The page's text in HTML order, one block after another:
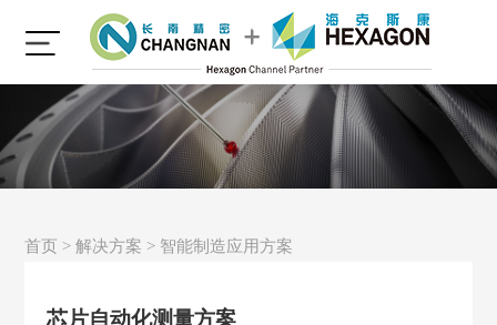
首页 >解决方案 > 智能制造应用方案
芯片自动化测量方案